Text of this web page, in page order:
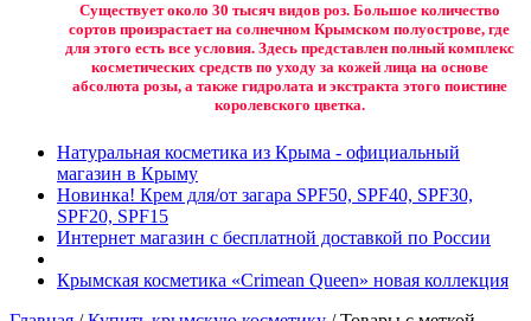
Существует около 30 тысяч видов роз. Большое количество
сортов произрастает на солнечном Крымском полуострове, где
для этого есть все условия. Здесь представлен полный комплекс
косметических средств по уходу за кожей лица на основе
абсолюта розы, а также гидролата и экстракта этого поистине
королевского цветка.
Натуральная косметика из Крыма - официальный
магазин в Крыму
Новинка! Крем для/от загара SPF50, SPF40, SPF30,
SPF20, SPF15
Интернет магазин с бесплатной доставкой по России
Крымская косметика «Crimean Queen» новая коллекция